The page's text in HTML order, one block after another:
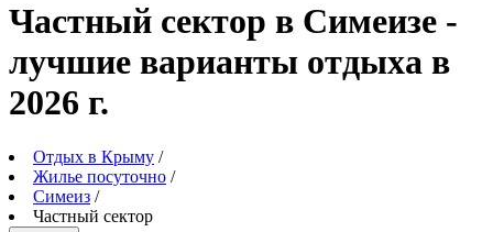
Частный сектор в Симеизе -
лучшие варианты отдыха в
2026 г.
Отдых в Крыму /
Жилье посуточно /
Симеиз /
Частный сектор